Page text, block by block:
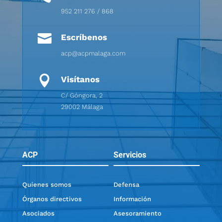
952 211 276 / 868
 Escríbenos
acp@acpmalaga.com
 Visítanos
C/ Góngora, 2
29002 Málaga
ACP Servicios
Quíenes somos
Órganos directivos
Asociados
Defensa
Información
Asesoramiento